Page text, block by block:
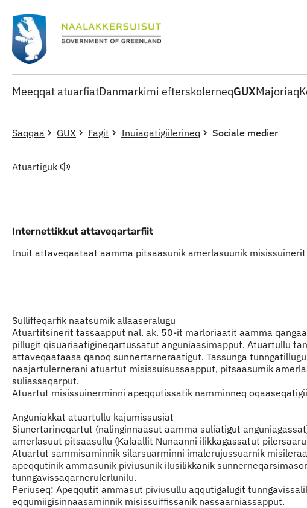
Meeqqat atuarfiatDanmarkimi efterskolerneqGUXMajoriaq
Saqqaa GUX Fagit Inuiaqatigiilerineq Sociale medier
Atuartiguk
Internettikkut attaveqartarfiit
Inuit attaveqaataat aamma pitsaasunik amerlasuunik misissuinerit
Indhold
Sulliffeqarfik naatsumik allaaseralugu
Atuartitsinerit tassaapput nal. ak. 50-it marloriaatit aamma
pillugit qisuariaatigineqartussatut anguniaasimapput. Atuartullu
attaveqaataasa qanoq sunnertarneraatigut. Tassunga
naajartulernerani atuartut misissuisussaapput, pitsaasumik
suliassaqarput.
Atuartut misissuinerminni apeqqutissatik namminneq
Anguniakkat atuartullu kajumissusiat
Siunertarineqartut (nalinginnaasut aamma suliatigut
amerlasuut pitsaasullu (Kalaallit Nunaanni ilikkagassatut
Atuartut sammisaminnik silarsuarminni imalerujussuarnik
apeqqutinik ammasunik piviusunik ilusilikkanik
tunngavissaqarnerulerlunilu.
Periuseq: Apeqqutit ammasut piviusullu aqqutigalugit
eqqumiigisinnaasaminnik misissuiffissanik nassaarniassapput.